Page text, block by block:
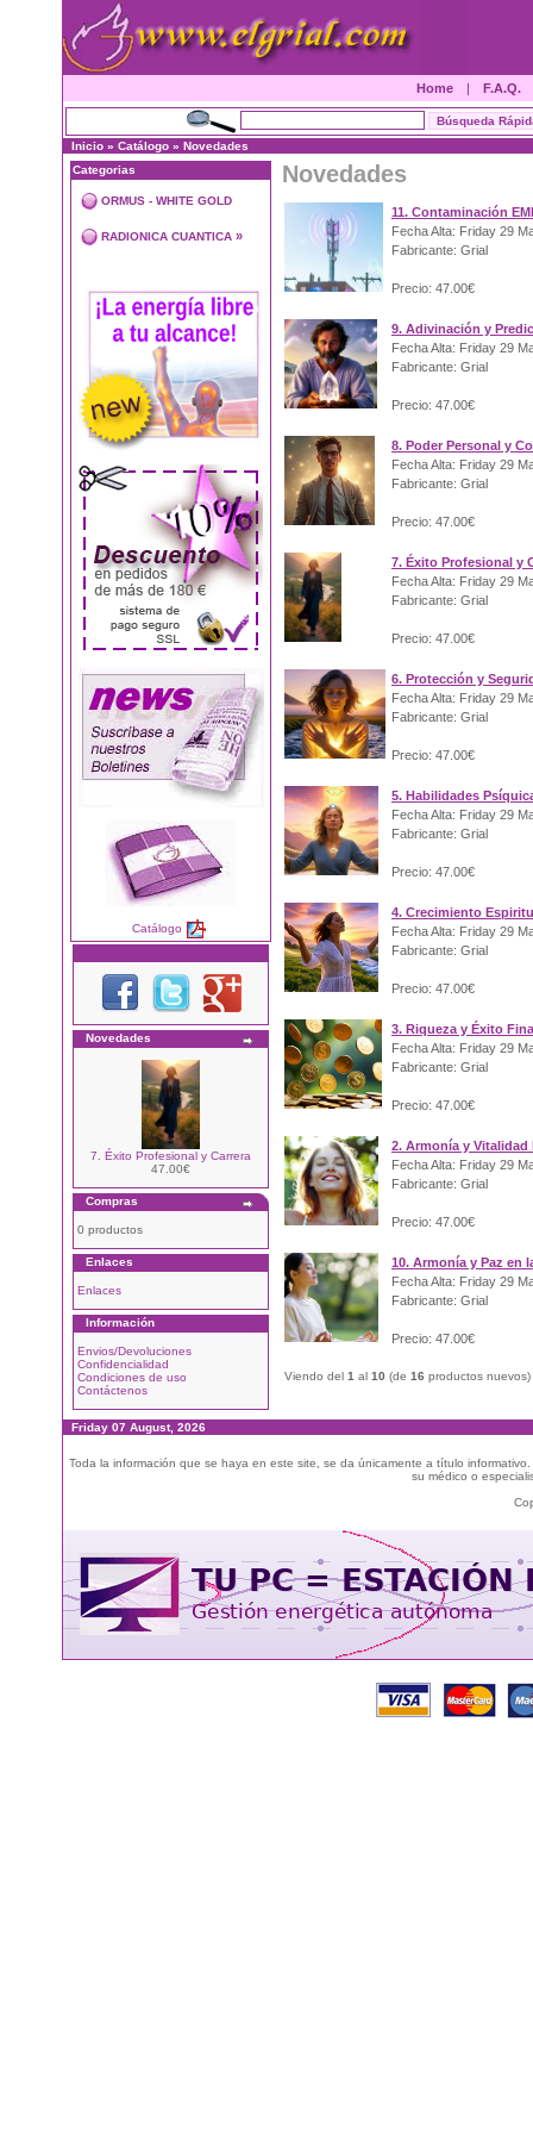
Home | F.A.Q.
Inicio » Catálogo » Novedades
Categorias
ORMUS - WHITE GOLD
RADIONICA CUANTICA »
Catálogo
Novedades
7. Éxito Profesional y Carrera
47.00€
Compras
0 productos
Enlaces
Enlaces
Información
Envios/Devoluciones
Confidencialidad
Condiciones de uso
Contáctenos
Novedades
11. Contaminación
Fecha Alta: Friday 29
Fabricante: Grial
Precio: 47.00€
9. Adivinación y
Fecha Alta: Friday 29
Fabricante: Grial
Precio: 47.00€
8. Poder Personal y
Fecha Alta: Friday 29
Fabricante: Grial
Precio: 47.00€
7. Éxito Profesional y
Fecha Alta: Friday 29
Fabricante: Grial
Precio: 47.00€
6. Protección y
Fecha Alta: Friday 29
Fabricante: Grial
Precio: 47.00€
5. Habilidades
Fecha Alta: Friday 29
Fabricante: Grial
Precio: 47.00€
4. Crecimiento
Fecha Alta: Friday 29
Fabricante: Grial
Precio: 47.00€
3. Riqueza y Éxito
Fecha Alta: Friday 29
Fabricante: Grial
Precio: 47.00€
2. Armonía y Vitalidad
Fecha Alta: Friday 29
Fabricante: Grial
Precio: 47.00€
10. Armonía y Paz en
Fecha Alta: Friday 29
Fabricante: Grial
Precio: 47.00€
Viendo del 1 al 10 (de 16 productos nuevos)
Friday 07 August, 2026
Toda la información que se haya en este site, se da únicamente a título
su médico o